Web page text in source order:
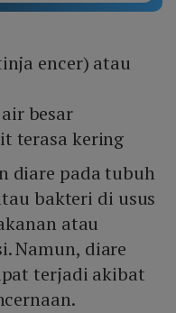
encer) atau
besar
terasa kering
diare pada tubuh
bakteri di usus
atau
Namun, diare
terjadi akibat